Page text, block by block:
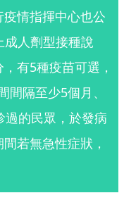
情指揮中心也公
成人劑型接種說
有5種疫苗可選，
隔至少5個月、
過的民眾，於發病
若無急性症狀，